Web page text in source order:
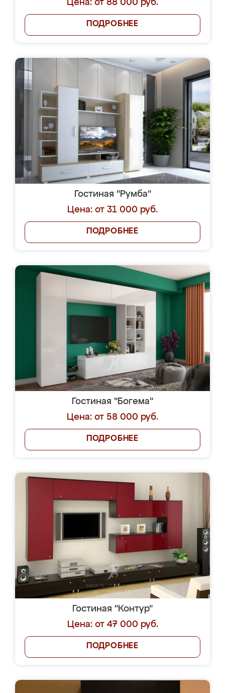
Цена: от 88 000 руб.
ПОДРОБНЕЕ
Гостиная "Румба"
Цена: от 31 000 руб.
ПОДРОБНЕЕ
Гостиная "Богема"
Цена: от 58 000 руб.
ПОДРОБНЕЕ
Гостиная "Контур"
Цена: от 47 000 руб.
ПОДРОБНЕЕ